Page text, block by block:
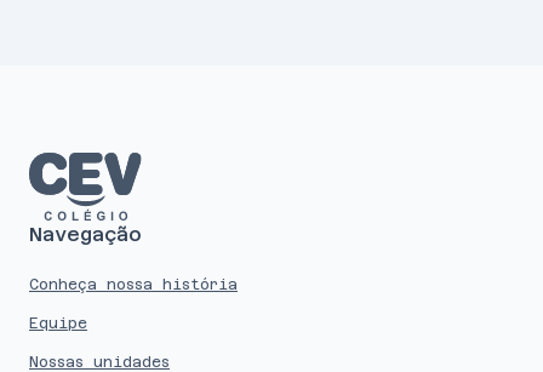
Navegação
Conheça nossa história
Equipe
Nossas unidades